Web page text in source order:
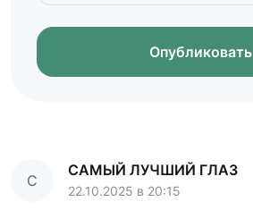
Опубликовать
С
САМЫЙ ЛУЧШИЙ ГЛАЗ
22.10.2025 в 20:15